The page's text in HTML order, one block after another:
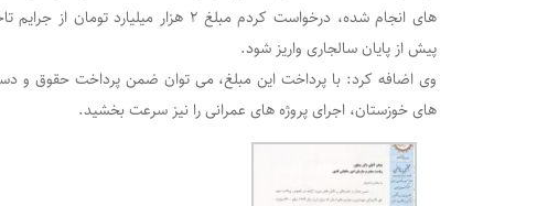
های انجام شده، درخواست کردم مبلغ ۲ هزار
پیش از پایان سالجاری واریز شود.
وی اضافه کرد: با پرداخت این مبلغ، می توان ضمن پرداخت حقوق و
های خوزستان، اجرای پروژه های عمرانی را نیز سرعت بخشید.